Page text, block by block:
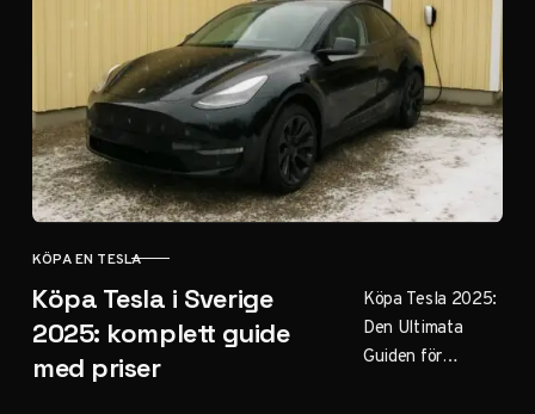
KATEGORI
KÖPA EN TESLA
Köpa Tesla i Sverige
2025: komplett guide
med priser
Köpa Tesla 2025:
Den Ultimata
Guiden för